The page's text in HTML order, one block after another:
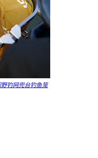
钓网兜台钓鱼笼